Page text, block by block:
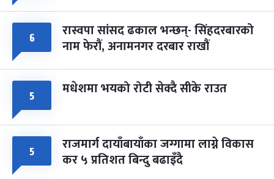
६ रास्वपा सांसद ढकाल भन्छन्- सिंहदरबारको
नाम फेरौं, अनामनगर दरबार राखौं
५ मधेशमा भयको रोटी सेक्दै सीके राउत
५ राजमार्ग दायाँबायाँका जग्गामा लाग्ने विकास
कर ५ प्रतिशत बिन्दु बढाइँदै